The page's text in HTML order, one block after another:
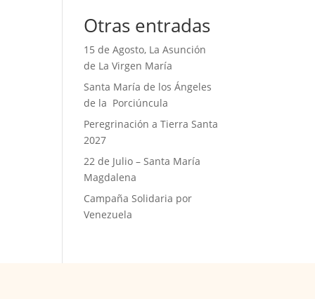
Otras entradas
15 de Agosto, La Asunción
de La Virgen María
Santa María de los Ángeles
de la Porciúncula
Peregrinación a Tierra Santa
2027
22 de Julio – Santa María
Magdalena
Campaña Solidaria por
Venezuela